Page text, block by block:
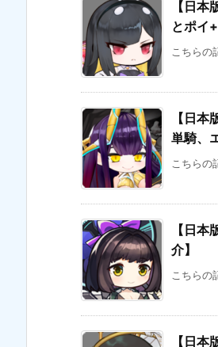
【日
とポイ
こちら
【日
単騎、
こちら
【日
介】
こちら
【日